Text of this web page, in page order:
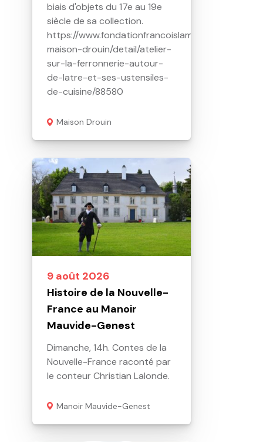
biais d'objets du 17e au 19e
siècle de sa collection.
https://www.fondationfrancoislamy.com/fr/
maison-drouin/detail/atelier-
sur-la-ferronnerie-autour-
de-latre-et-ses-ustensiles-
de-cuisine/88580
Maison Drouin
9 août 2026
Histoire de la Nouvelle-
France au Manoir
Mauvide-Genest
Dimanche, 14h. Contes de la
Nouvelle-France raconté par
le conteur Christian Lalonde.
Manoir Mauvide-Genest